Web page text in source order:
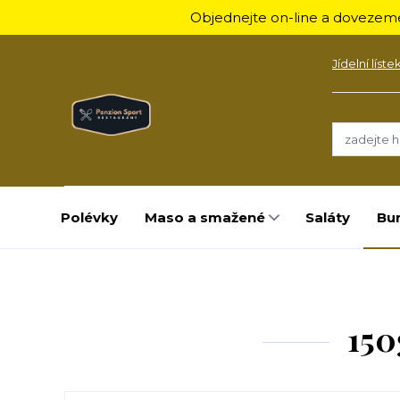
Objednejte on-line a
Jídelní
Polévky Maso a smažené Saláty